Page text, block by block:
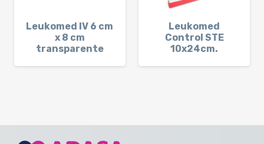
Leukomed IV 6 cm
x 8 cm
transparente
Leukomed
Control STE
10x24cm.